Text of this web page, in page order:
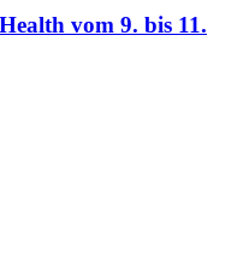
vom 9. bis 11.